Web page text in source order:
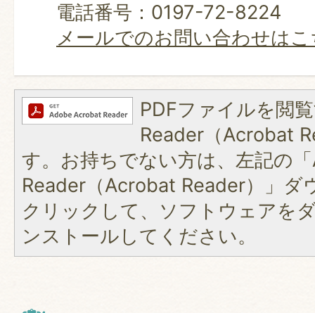
電話番号：0197-72-8224
メールでのお問い合わせは
PDFファイルを閲
Reader（Acrobat
す。お持ちでない方は、左記の
Reader（Acrobat Reader）」ダ
クリックして、ソフトウェアを
ンストールしてください。